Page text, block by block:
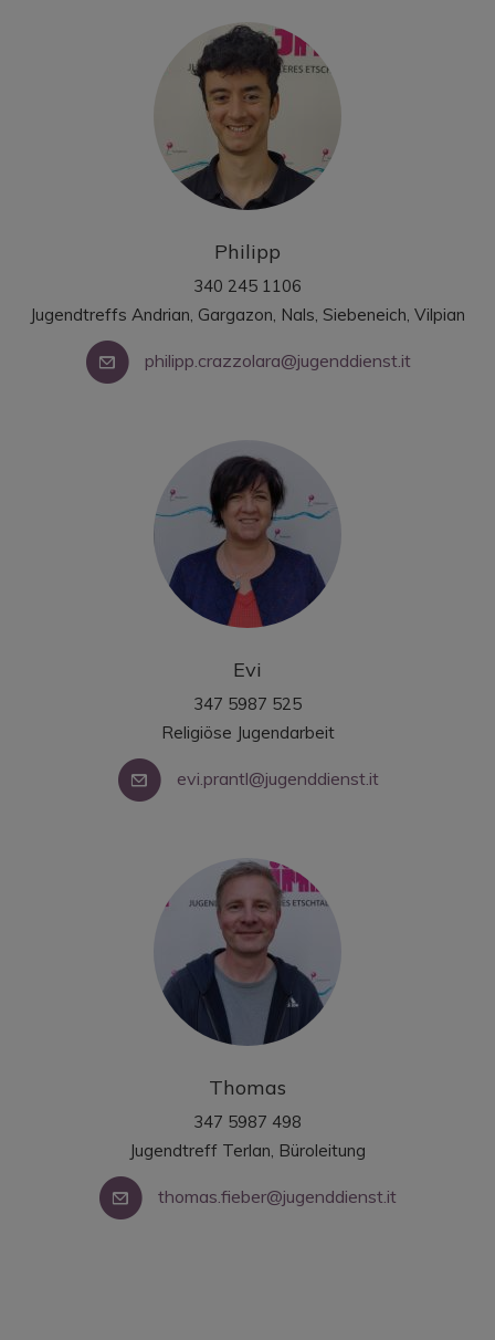
Philipp
340 245 1106
Jugendtreffs Andrian, Gargazon, Nals, Siebeneich, Vilpian
philipp.crazzolara@jugenddienst.it
Evi
347 5987 525
Religiöse Jugendarbeit
evi.prantl@jugenddienst.it
Thomas
347 5987 498
Jugendtreff Terlan, Büroleitung
thomas.fieber@jugenddienst.it